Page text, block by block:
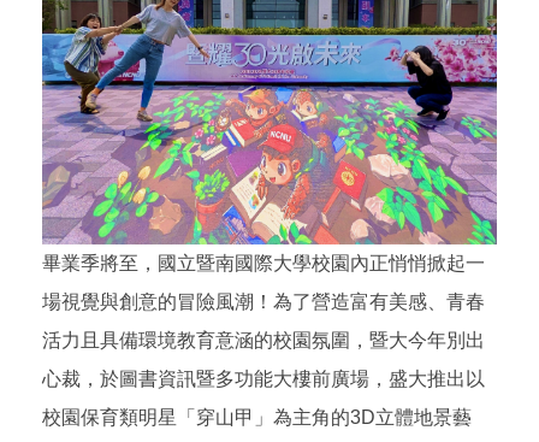
畢業季將至，國立暨南國際大學校園內正悄悄掀起一
場視覺與創意的冒險風潮！為了營造富有美感、青春
活力且具備環境教育意涵的校園氛圍，暨大今年別出
心裁，於圖書資訊暨多功能大樓前廣場，盛大推出以
校園保育類明星「穿山甲」為主角的3D立體地景藝